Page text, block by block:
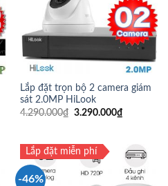
Lắp đặt trọn bộ 2 camera giám
sát 2.0MP HiLook
4.290.000₫ 3.290.000₫
-46%
Lắp đặt miễn phí